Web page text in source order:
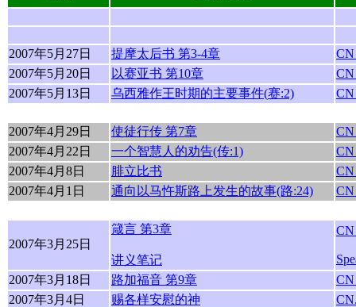
2007年5月27日 提摩太后书 第3-4章
2007年5月20日
以赛亚书 第10章
2007年5月13日
乌西雅作王时期的主要事件(赛:2)
2007年4月29日 使徒行传 第7章
2007年4月22日
一个智慧人的劝告(传:1)
CN
2007年4月8日
腓立比书
2007年4月1日
通向以马忤斯路上发生的故事(路:24)
2007年3月25日
箴言 第3章
讲义笔记
2007年3月18日
路加福音 第9章
2007年3月4日
赐各样安慰的神